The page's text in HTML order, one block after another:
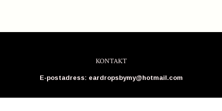
KONTAKT
E-postadress: eardropsbymy@hotmail.com